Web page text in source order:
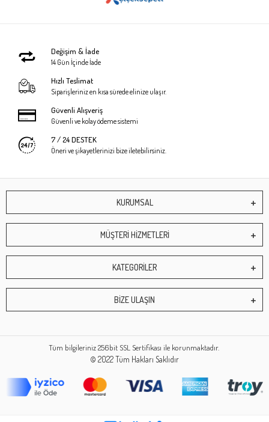
Değişim & İade
14 Gün İçinde İade
Hızlı Teslimat
Siparişleriniz en kısa sürede elinize ulaşır.
Güvenli Alışveriş
Güvenli ve kolay ödeme sistemi
7 / 24 DESTEK
Öneri ve şikayetlerinizi bize iletebilirsiniz.
KURUMSAL
MÜŞTERİ HİZMETLERİ
KATEGORİLER
BİZE ULAŞIN
Tüm bilgileriniz 256bit SSL Sertifikası ile korunmaktadır.
© 2022Tüm Hakları Saklıdır